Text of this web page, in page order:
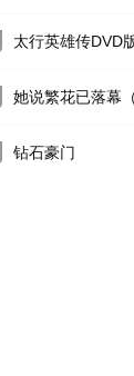
一眼入戏怦然心
芝艾继续行医救人
太行英雄传DVD
她说繁花已落幕
钻石豪门